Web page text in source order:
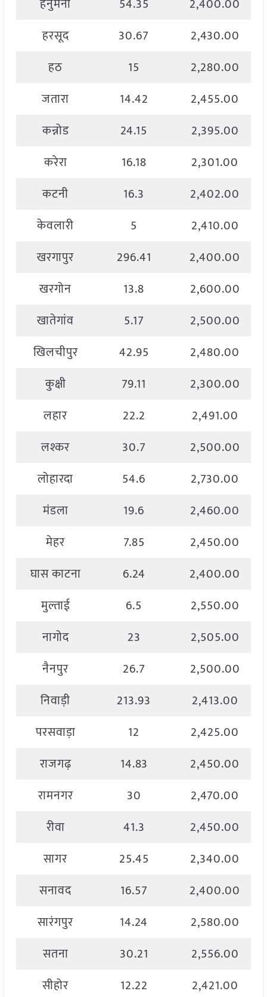
हनुमना 54.35
2,400.00
हरसूद
30.67
2,430.00
हठ
15
2,280.00
जतारा
14.42
2,455.00
कन्नोड
24.15
2,395.00
करेरा
16.18
2,301.00
कटनी
16.3
2,402.00
केवलारी
5
2,410.00
खरगापुर
296.41
2,400.00
खरगोन
13.8
2,600.00
खातेगांव
5.17
2,500.00
खिलचीपुर
42.95
2,480.00
कुक्षी
79.11
2,300.00
लहार
22.2
2,491.00
लश्कर
30.7
2,500.00
लोहारदा
54.6
2,730.00
मंडला
19.6
2,460.00
मेहर
7.85
2,450.00
घास काटना
6.24
2,400.00
मुल्ताई
6.5
2,550.00
नागोद
23
2,505.00
नैनपुर
26.7
2,500.00
निवाड़ी
213.93
2,413.00
परसवाड़ा
12
2,425.00
राजगढ़
14.83
2,450.00
रामनगर
30
2,470.00
रीवा
41.3
2,450.00
सागर
25.45
2,340.00
सनावद
16.57
2,400.00
सारंगपुर
14.24
2,580.00
सतना
30.21
2,556.00
सीहोर
12.22
2,421.00